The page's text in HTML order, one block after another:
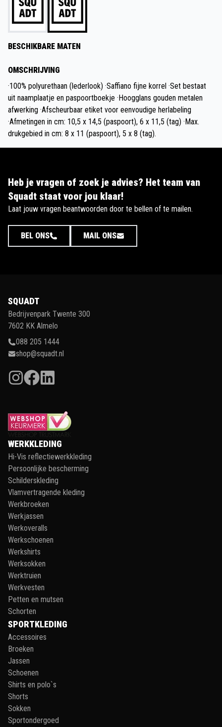
BESCHIKBARE MATEN
OMSCHRIJVING
·100% polyurethaan (lederlook) ·Saffiano fijne korrel ·Set bestaat
uit naamplaatje en paspoortboekje ·Hoogglans gouden metalen
afwerking ·Afscheurbaar etiket voor eenvoudige herlabeling
·Afmetingen in cm: 10,5 x 14,5 (paspoort), 6 x 11,5 (tag) ·Max.
drukgebied in cm: 8 x 11 (paspoort), 5 x 8 (tag).
Heb je vragen of zoek je advies? Het team van
Squadt staat voor jou klaar!
Laat jouw vragen beantwoorden door te bellen of te mailen.
BEL ONS MAIL ONS
SQUADT
Bedrijvenpark Twente 300
7602 KK Almelo
088 205 1444
shop@squadt.nl
WERKKLEDING
Hi-Vis reflectiewerkkleding
Persoonlijke bescherming
Schilderskleding
Vlamvertragende kleding
Werkbroeken
Werkjassen
Werkoveralls
Werkschoenen
Werkshirts
Werksokken
Werktruien
Werkvesten
Petten en mutsen
Schorten
SPORTKLEDING
Accessoires
Broeken
Jassen
Schoenen
Shirts en polo`s
Shorts
Sokken
Sportondergoed